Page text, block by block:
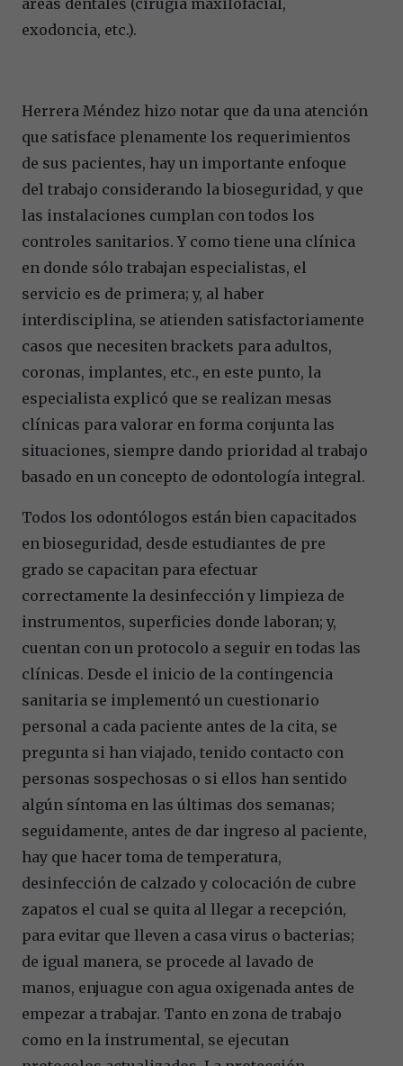
exodoncia, etc.).
Herrera Méndez hizo notar que da una atención
que satisface plenamente los requerimientos
de sus pacientes, hay un importante enfoque
del trabajo considerando la bioseguridad, y que
las instalaciones cumplan con todos los
controles sanitarios. Y como tiene una clínica
en donde sólo trabajan especialistas, el
servicio es de primera; y, al haber
interdisciplina, se atienden satisfactoriamente
casos que necesiten brackets para adultos,
coronas, implantes, etc., en este punto, la
especialista explicó que se realizan mesas
clínicas para valorar en forma conjunta las
situaciones, siempre dando prioridad al trabajo
basado en un concepto de odontología integral.
Todos los odontólogos están bien capacitados
en bioseguridad, desde estudiantes de pre
grado se capacitan para efectuar
correctamente la desinfección y limpieza de
instrumentos, superficies donde laboran; y,
cuentan con un protocolo a seguir en todas las
clínicas. Desde el inicio de la contingencia
sanitaria se implementó un cuestionario
personal a cada paciente antes de la cita, se
pregunta si han viajado, tenido contacto con
personas sospechosas o si ellos han sentido
algún síntoma en las últimas dos semanas;
seguidamente, antes de dar ingreso al paciente,
hay que hacer toma de temperatura,
desinfección de calzado y colocación de cubre
zapatos el cual se quita al llegar a recepción,
para evitar que lleven a casa virus o bacterias;
de igual manera, se procede al lavado de
manos, enjuague con agua oxigenada antes de
empezar a trabajar. Tanto en zona de trabajo
como en la instrumental, se ejecutan